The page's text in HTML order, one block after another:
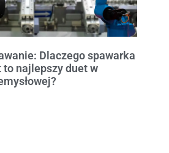
Dlaczego spawarka
to najlepszy duet w